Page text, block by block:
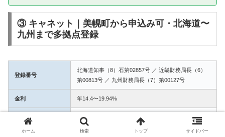
③ キャネット｜美幌町から申込み可・北海道〜
九州まで多拠点登録
登録番号
北海道知事（8）石第02857号 ／ 近畿財務局長（6）
第00813号 ／ 九州財務局長（7）第00127号
金利 年14.4〜19.94%
融資額 1万〜50万円
ホーム 検索 トップ サイドバー